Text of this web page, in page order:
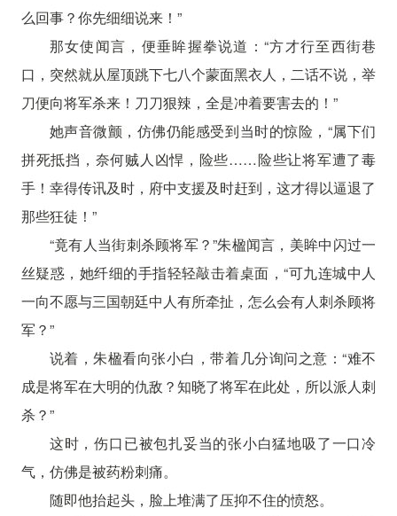
么回事？你先细细说来！”
那女使闻言，便垂眸握拳说道：“方才行至西街巷
口，突然就从屋顶跳下七八个蒙面黑衣人，二话不说，举
刀便向将军杀来！刀刀狠辣，全是冲着要害去的！”
她声音微颤，仿佛仍能感受到当时的惊险，“属下们
拼死抵挡，奈何贼人凶悍，险些……险些让将军遭了毒
手！幸得传讯及时，府中支援及时赶到，这才得以逼退了
那些狂徒！”
“竟有人当街刺杀顾将军？”朱楹闻言，美眸中闪过一
丝疑惑，她纤细的手指轻轻敲击着桌面，“可九连城中人
一向不愿与三国朝廷中人有所牵扯，怎么会有人刺杀顾将
军？”
说着，朱楹看向张小白，带着几分询问之意：“难不
成是将军在大明的仇敌？知晓了将军在此处，所以派人刺
杀？”
这时，伤口已被包扎妥当的张小白猛地吸了一口冷
气，仿佛是被药粉刺痛。
随即他抬起头，脸上堆满了压抑不住的愤怒。